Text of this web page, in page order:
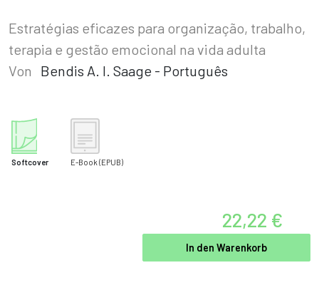
Estratégias eficazes para organização, trabalho,
terapia e gestão emocional na vida adulta
Von
Bendis A. I. Saage - Português
Softcover E-Book (EPUB)
22,22 €
In den Warenkorb